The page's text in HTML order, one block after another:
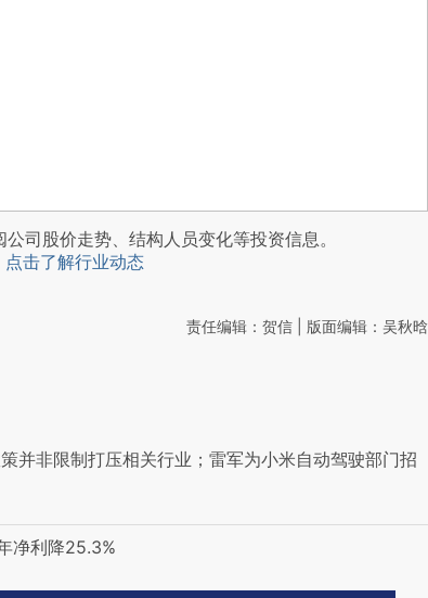
公司股价走势、结构人员变化等投资信息。
点击了解行业动态
责任编辑：贺信 | 版面编辑：吴秋晗
并非限制打压相关行业；雷军为小米自动驾驶部门招
净利降25.3%